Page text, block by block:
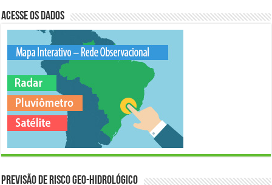
Acesse os Dados
Previsão de Risco Geo-Hidrológico